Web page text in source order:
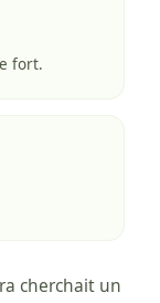
fort.
cherchait un